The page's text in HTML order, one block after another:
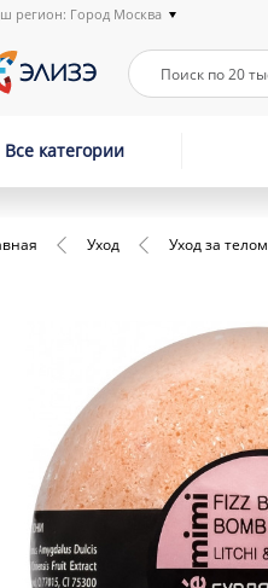
регион: Город Москва
Все категории
Уход Уход за телом